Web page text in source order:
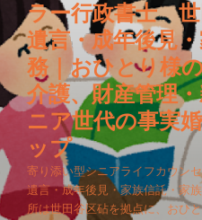
キ
プ
ラー行政書士 世
遺言・成年後見
務｜おひとり様
介護、財産管理
ニア世代の事実
ップ
寄り添い型シニアライフカウン
遺言・成年後見・家族信託・家
所は世田谷区砧を拠点に、おひ